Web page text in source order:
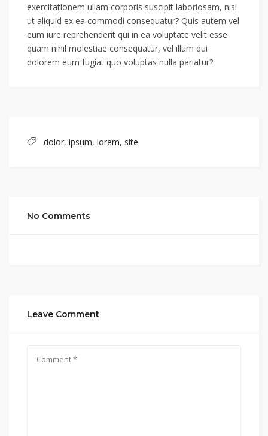
exercitationem ullam corporis suscipit laboriosam, nisi
ut aliquid ex ea commodi consequatur? Quis autem vel
eum iure reprehenderit qui in ea voluptate velit esse
quam nihil molestiae consequatur, vel illum qui
dolorem eum fugiat quo voluptas nulla pariatur?
dolor, ipsum, lorem, site
No Comments
Leave Comment